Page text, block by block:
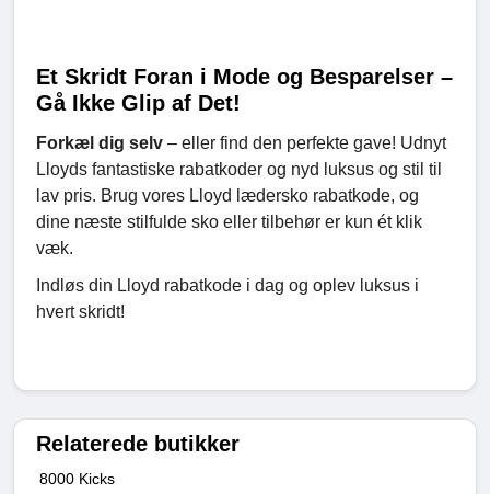
Et Skridt Foran i Mode og Besparelser –
Gå Ikke Glip af Det!
Forkæl dig selv – eller find den perfekte gave! Udnyt
Lloyds fantastiske rabatkoder og nyd luksus og stil til
lav pris. Brug vores Lloyd lædersko rabatkode, og
dine næste stilfulde sko eller tilbehør er kun ét klik
væk.
Indløs din Lloyd rabatkode i dag og oplev luksus i
hvert skridt!
Relaterede butikker
8000 Kicks